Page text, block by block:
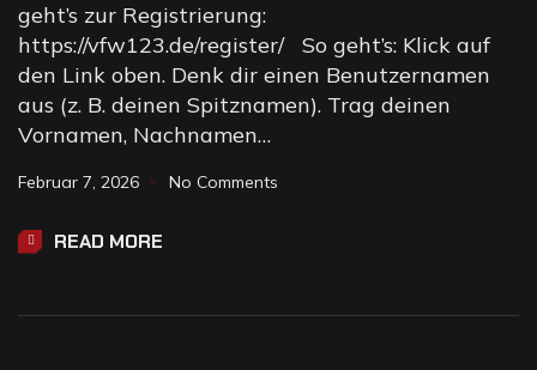
geht’s zur Registrierung:
https://vfw123.de/register/ So geht’s: Klick auf
den Link oben. Denk dir einen Benutzernamen
aus (z. B. deinen Spitznamen). Trag deinen
Vornamen, Nachnamen…
Februar 7, 2026 No Comments
READ MORE